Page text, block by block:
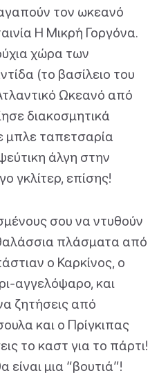
τον ωκεανό
Η Μικρή Γοργόνα.
χώρα των
(το βασίλειο του
Ωκεανό από
διακοσμητικά
μπλε ταπετσαρία
άλγη στην
γκλίτερ, επίσης!
σου να ντυθούν
πλάσματα από
ο Καρκίνος, ο
αγγελόψαρο, και
ζητήσεις από
και ο Πρίγκιπας
το καστ για το πάρτι!
μια “βουτιά”!